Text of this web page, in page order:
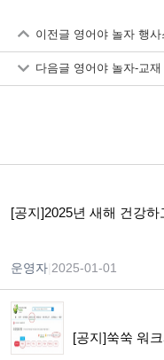
이전글 영어야 놀자 행
다음글 영어야 놀자-교
[공지]2025년 새해 건강
운영자 2025-01-01